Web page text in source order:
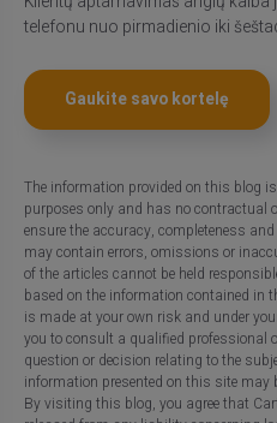
telefonu nuo pirmadienio iki
Gaukite savo kortelę
The information provided on this blog
purposes only and has no contractual
ensure the accuracy, completeness
may contain errors, omissions or
of the articles cannot be held
based on the information contained
is made at your own risk and under
you to consult a qualified professional
question or decision relating to the
information presented on this site may
By visiting this blog, you agree that